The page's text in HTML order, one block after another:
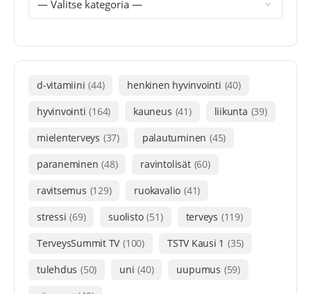
d-vitamiini (44) henkinen hyvinvointi (40)
hyvinvointi (164) kauneus (41) liikunta (39)
mielenterveys (37) palautuminen (45)
paraneminen (48) ravintolisät (60)
ravitsemus (129) ruokavalio (41)
stressi (69) suolisto (51) terveys (119)
TerveysSummit TV (100) TSTV Kausi 1 (35)
tulehdus (50) uni (40) uupumus (59)